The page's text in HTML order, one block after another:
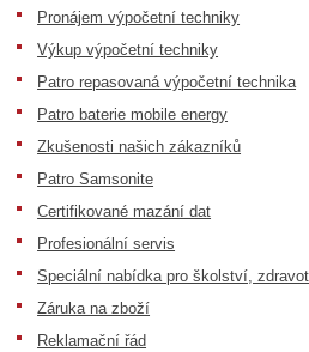
Pronájem výpočetní techniky
Výkup výpočetní techniky
Patro repasovaná výpočetní technika
Patro baterie mobile energy
Zkušenosti našich zákazníků
Patro Samsonite
Certifikované mazání dat
Profesionální servis
Speciální nabídka pro školství,
Záruka na zboží
Reklamační řád